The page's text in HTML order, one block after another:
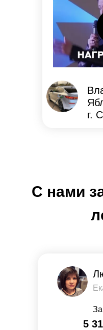
г.
5
С нами